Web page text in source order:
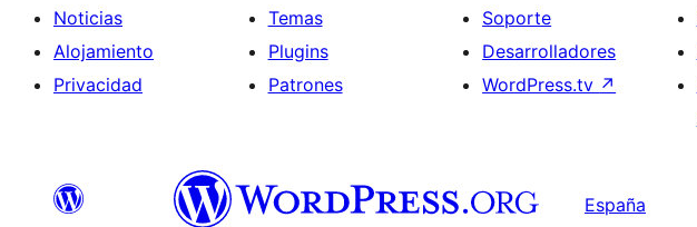
Noticias
Alojamiento
Privacidad
Temas
Plugins
Patrones
Soporte
Desarrolladores
WordPress.tv ↗
España